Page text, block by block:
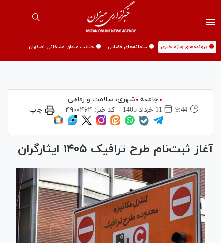
🟡 پرونده‌های ویژه خبری 🟡 سامانه‌های قضایی 🟡 جنایت میدان علیخانی اصفهان
جامعه
شهری،‌ سلامت و رفاهی
9:44
11 خرداد 1405 کد خبر:۴۹۰۰۴۶۴ چاپ
آغاز ثبت‌نام طرح ترافیک ۱۴۰۵ ایثارگران